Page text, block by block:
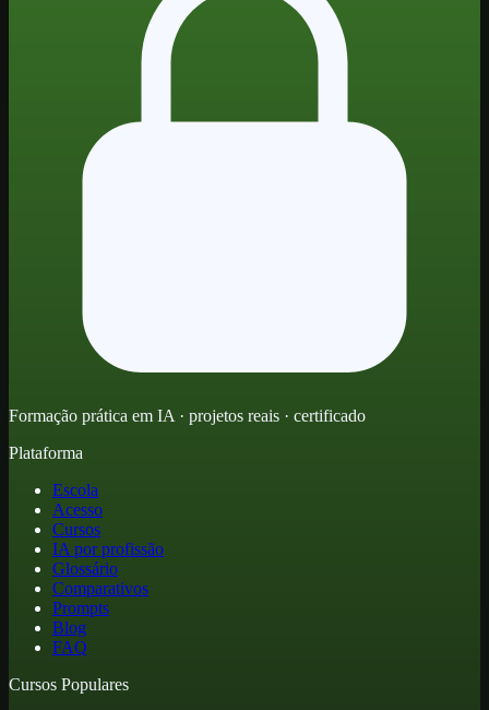
Formação prática em IA · projetos reais · certificado
Plataforma
Escola
Acesso
Cursos
IA por profissão
Glossário
Comparativos
Prompts
Blog
FAQ
Cursos Populares